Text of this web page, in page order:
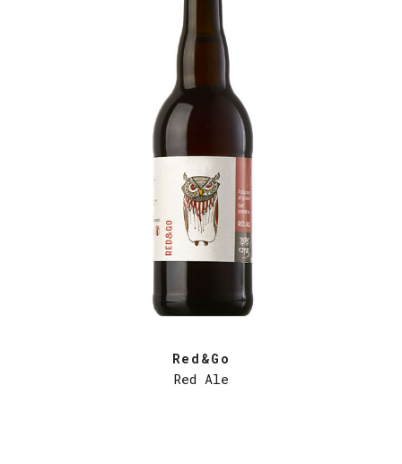
Red&Go
Red Ale